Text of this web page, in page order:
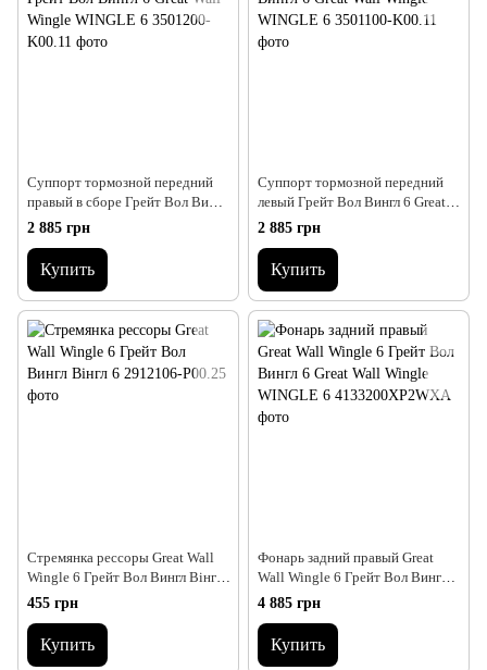
Суппорт тормозной передний
правый в сборе Грейт Вол Вингл
6 Great Wall Wingle WINGLE 6
2 885 грн
Купить
Суппорт тормозной передний
левый Грейт Вол Вингл 6 Great
Wall Wingle WINGLE 6
2 885 грн
Купить
Стремянка рессоры Great Wall
Wingle 6 Грейт Вол Вингл Вінгл
6
455 грн
Купить
Фонарь задний правый Great
Wall Wingle 6 Грейт Вол Вингл 6
Great Wall Wingle WINGLE 6
4 885 грн
Купить